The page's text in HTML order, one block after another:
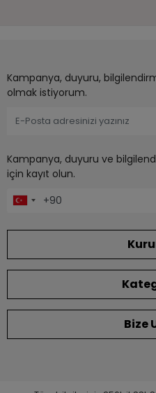
Kampanya, duyuru,
olmak istiyorum.
Kampanya, duyuru ve
için kayıt olun.
Bize